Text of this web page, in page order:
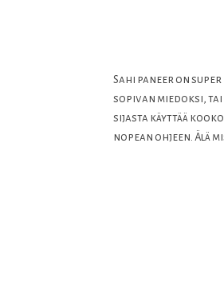
Sahi paneer on
sopivan miedoksi,
sijasta käyttää
nopean ohjeen. Älä